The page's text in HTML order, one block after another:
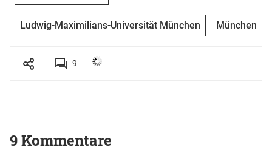
Ludwig-Maximilians-Universität München München
9
9 Kommentare